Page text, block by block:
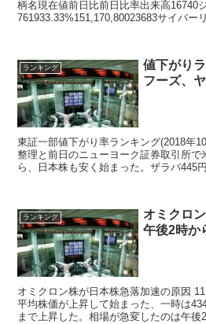
柄名現在値前日比前日比率出来高16740
761933.33%151,170,80023683サイバー
ランキング
値下がり
フーズ、
東証一部値下がり率ランキング(2018年
整理と前日のニューヨーク証券取引所で
ら、日本株も安く始まった。ザラバ445
ランキング
オミクロ
午後2時か
オミクロン株が日本株急落加速の原因 11月30日の日本株市場は日経
平均株価が上昇して始まった、一時は
まで上昇した。相場が急変したのは午後